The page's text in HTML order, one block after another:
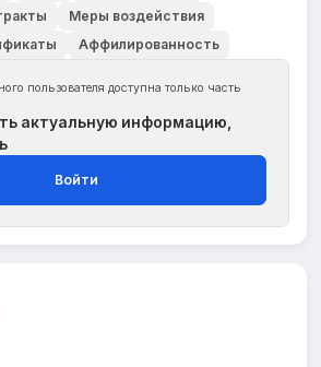
Меры воздействия
Аффилированность
пользователя доступна только часть
актуальную информацию,
Войти